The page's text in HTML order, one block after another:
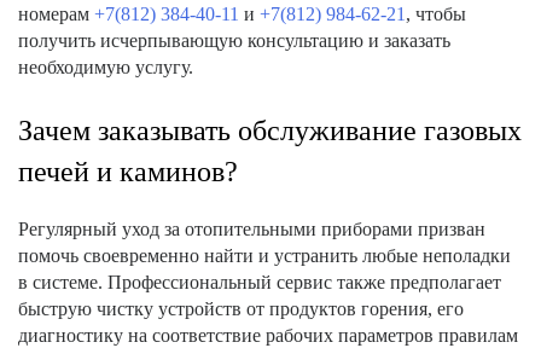
номерам +7(812) 384-40-11 и +7(812) 984-62-21 , чтобы
получить исчерпывающую консультацию и заказать
необходимую услугу.
Зачем заказывать обслуживание газовых
печей и каминов?
Регулярный уход за отопительными приборами призван
помочь своевременно найти и устранить любые неполадки
в системе. Профессиональный сервис также предполагает
быструю чистку устройств от продуктов горения, его
диагностику на соответствие рабочих параметров правилам